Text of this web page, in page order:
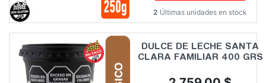
2 Últimas unidades en stock
DULCE DE LECHE SANTA
CLARA FAMILIAR 400 GRS
Precio